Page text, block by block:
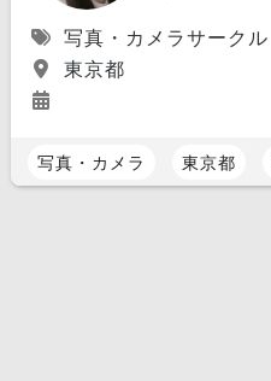
写真・カメラサークル
東京都
写真・カメラ 東京都